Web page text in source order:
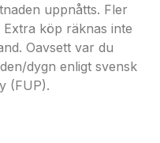
uppnåtts. Fler
köp räknas inte
Oavsett var du
dygn enligt svensk
(FUP).